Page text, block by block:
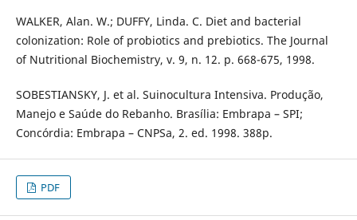
WALKER, Alan. W.; DUFFY, Linda. C. Diet and bacterial
colonization: Role of probiotics and prebiotics. The Journal
of Nutritional Biochemistry, v. 9, n. 12. p. 668-675, 1998.
SOBESTIANSKY, J. et al. Suinocultura Intensiva. Produção,
Manejo e Saúde do Rebanho. Brasília: Embrapa – SPI;
Concórdia: Embrapa – CNPSa, 2. ed. 1998. 388p.
PDF